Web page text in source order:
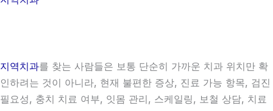
지역치과를 찾는 사람들은 보통 단순히 가까운 치과 위치만 확
인하려는 것이 아니라, 현재 불편한 증상, 진료 가능 항목, 검진
필요성, 충치 치료 여부, 잇몸 관리, 스케일링, 보철 상담, 치료